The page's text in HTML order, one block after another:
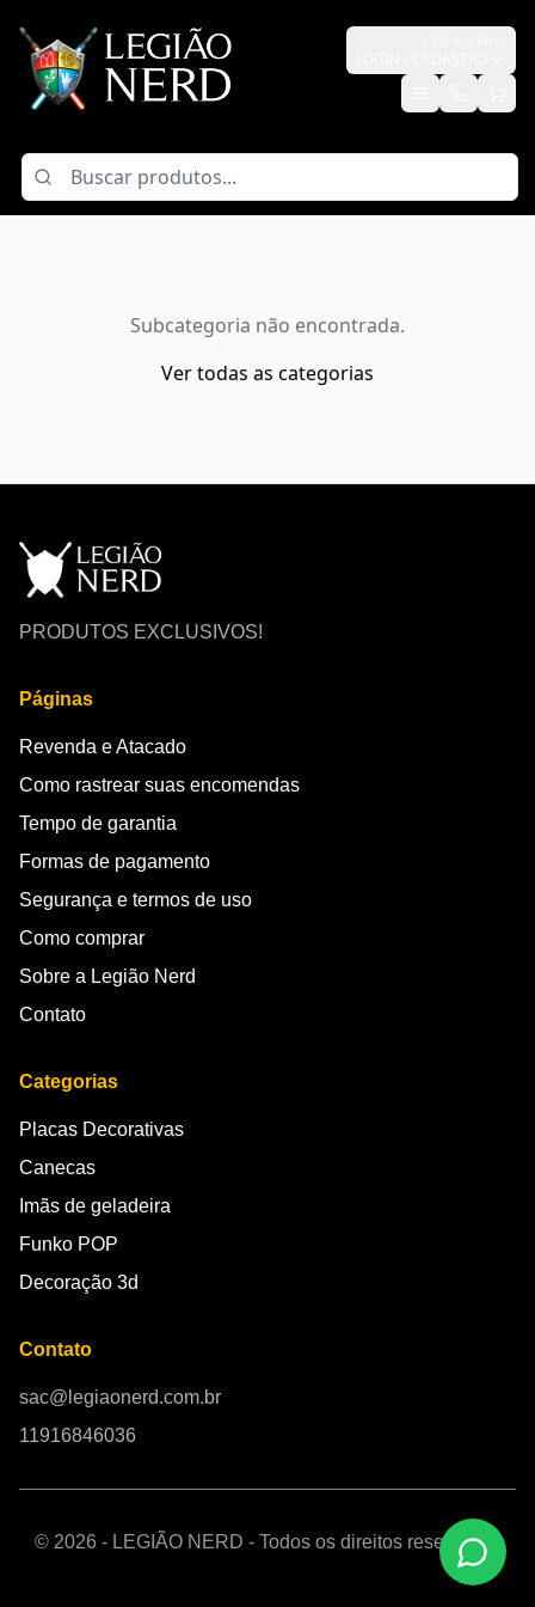
Subcategoria não encontrada.
Ver todas as categorias
PRODUTOS EXCLUSIVOS!
Páginas
Revenda e Atacado
Como rastrear suas encomendas
Tempo de garantia
Formas de pagamento
Segurança e termos de uso
Como comprar
Sobre a Legião Nerd
Contato
Categorias
Placas Decorativas
Canecas
Imãs de geladeira
Funko POP
Decoração 3d
Contato
sac@legiaonerd.com.br
11916846036
© 2026 - LEGIÃO NERD - Todos os direitos reservados